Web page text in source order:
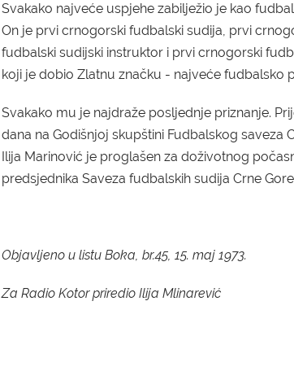
Svakako najveće uspjehe zabilježio je kao
On je prvi crnogorski fudbalski sudija, prvi
fudbalski sudijski instruktor i prvi crnogorski
koji je dobio Zlatnu značku - najveće fudbalsko
Svakako mu je najdraže posljednje priznanje.
dana na Godišnjoj skupštini Fudbalskog saveza
Ilija Marinović je proglašen za doživotnog
predsjednika Saveza fudbalskih sudija Crne
Objavljeno u listu Boka, br.45, 15. maj 1973.
Za Radio Kotor priredio Ilija Mlinarević